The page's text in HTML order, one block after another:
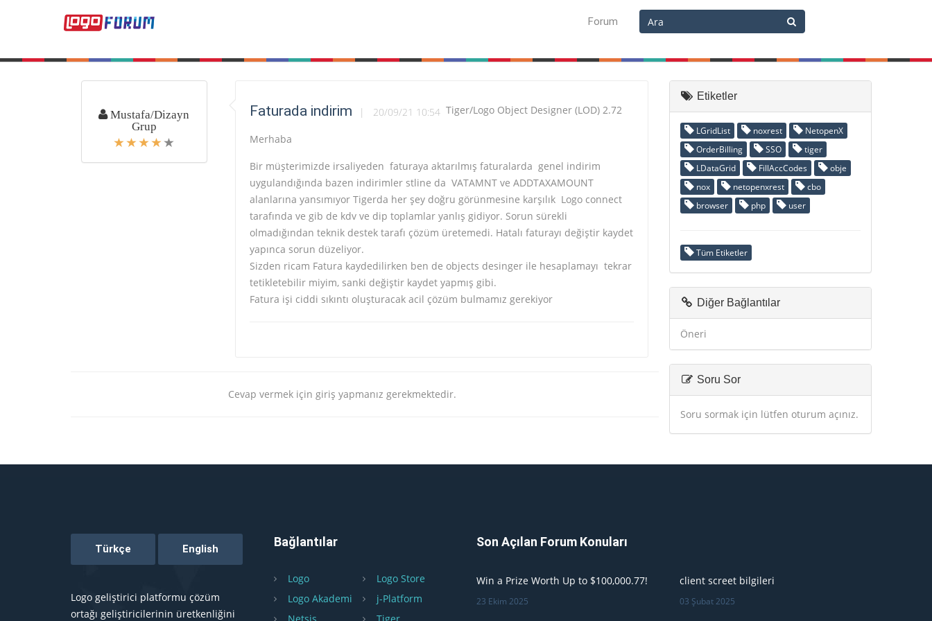
Forum
Mustafa/Dizayn
Grup
Faturada indirim 20/09/21 10:54 Tiger/Logo Object Designer (LOD) 2.72
Merhaba
Bir müşterimizde irsaliyeden faturaya aktarılmış faturalarda genel indirim
uygulandığında bazen indirimler stline da VATAMNT ve ADDTAXAMOUNT
alanlarına yansımıyor Tigerda her şey doğru görünmesine karşılık Logo connect
tarafında ve gib de kdv ve dip toplamlar yanlış gidiyor. Sorun sürekli
olmadığından teknik destek tarafı çözüm üretemedi. Hatalı faturayı değiştir kaydet
yapınca sorun düzeliyor.
Sizden ricam Fatura kaydedilirken ben de objects desinger ile hesaplamayı tekrar
tetikletebilir miyim, sanki değiştir kaydet yapmış gibi.
Fatura işi ciddi sıkıntı oluşturacak acil çözüm bulmamız gerekiyor
Cevap vermek için giriş yapmanız gerekmektedir.
Etiketler
LGridList noxrest
NetopenX
OrderBilling
SSO
tiger
LDataGrid
FillAccCodes
obje
nox
netopenxrest
cbo
browser
php user
Tüm Etiketler
Diğer Bağlantılar
Öneri
Soru Sor
Soru sormak için lütfen oturum açınız.
Logo geliştirici platformu çözüm
ortağı geliştiricilerinin üretkenliğini
Bağlantılar
Logo
Logo Store
Logo Akademi
j-Platform
Son Açılan Forum Konuları
Win a Prize Worth Up to $100,000.77!
23 Ekim 2025
client screet bilgileri
03 Şubat 2025